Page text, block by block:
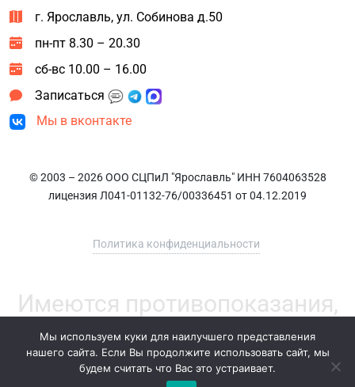
г. Ярославль, ул. Собинова д.50
пн-пт 8.30 – 20.30
сб-вс 10.00 – 16.00
Записаться
Мы в вконтакте
© 2003 – 2026 ООО СЦПиЛ "Ярославль" ИНН 7604063528
лицензия Л041-01132-76/00336451 от 04.12.2019
Политика конфиденциальности
Имеются противопоказания,
необходима консультация
специалиста
Мы используем куки для наилучшего представления
нашего сайта. Если Вы продолжите использовать сайт, мы
будем считать что Вас это устраивает.